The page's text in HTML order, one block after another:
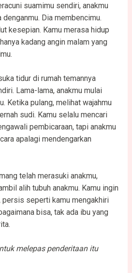
suamimu sendiri, anakmu
Dia membencimu.
kesepian. Kamu merasa hidup
kadang angin malam yang
tidur di rumah temannya
Lama-lama, anakmu mulai
Ketika pulang, melihat wajahmu
sudi. Kamu selalu mencari
pembicaraan, tapi anakmu
apalagi mendengarkan
telah merasuki anakmu,
alih tubuh anakmu. Kamu ingin
persis seperti kamu mengakhiri
bisa, tak ada ibu yang
melepas penderitaan itu